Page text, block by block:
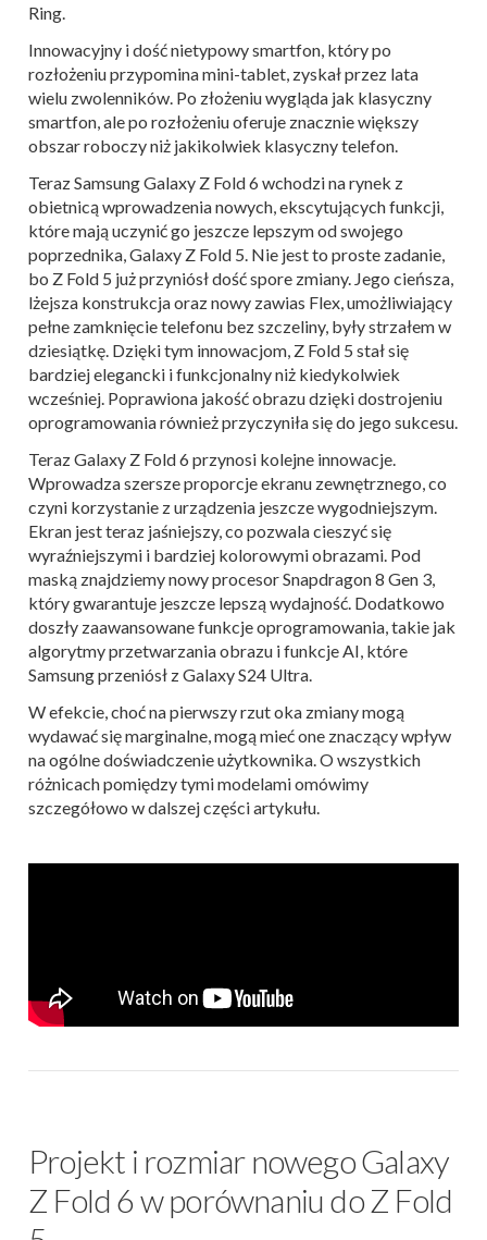
Ring.
Innowacyjny i dość nietypowy smartfon, który po
rozłożeniu przypomina mini-tablet, zyskał przez lata
wielu zwolenników. Po złożeniu wygląda jak klasyczny
smartfon, ale po rozłożeniu oferuje znacznie większy
obszar roboczy niż jakikolwiek klasyczny telefon.
Teraz Samsung Galaxy Z Fold 6 wchodzi na rynek z
obietnicą wprowadzenia nowych, ekscytujących funkcji,
które mają uczynić go jeszcze lepszym od swojego
poprzednika, Galaxy Z Fold 5. Nie jest to proste zadanie,
bo Z Fold 5 już przyniósł dość spore zmiany. Jego cieńsza,
lżejsza konstrukcja oraz nowy zawias Flex, umożliwiający
pełne zamknięcie telefonu bez szczeliny, były strzałem w
dziesiątkę. Dzięki tym innowacjom, Z Fold 5 stał się
bardziej elegancki i funkcjonalny niż kiedykolwiek
wcześniej. Poprawiona jakość obrazu dzięki dostrojeniu
oprogramowania również przyczyniła się do jego sukcesu.
Teraz Galaxy Z Fold 6 przynosi kolejne innowacje.
Wprowadza szersze proporcje ekranu zewnętrznego, co
czyni korzystanie z urządzenia jeszcze wygodniejszym.
Ekran jest teraz jaśniejszy, co pozwala cieszyć się
wyraźniejszymi i bardziej kolorowymi obrazami. Pod
maską znajdziemy nowy procesor Snapdragon 8 Gen 3,
który gwarantuje jeszcze lepszą wydajność. Dodatkowo
doszły zaawansowane funkcje oprogramowania, takie jak
algorytmy przetwarzania obrazu i funkcje AI, które
Samsung przeniósł z Galaxy S24 Ultra.
W efekcie, choć na pierwszy rzut oka zmiany mogą
wydawać się marginalne, mogą mieć one znaczący wpływ
na ogólne doświadczenie użytkownika. O wszystkich
różnicach pomiędzy tymi modelami omówimy
szczegółowo w dalszej części artykułu.
Projekt i rozmiar nowego Galaxy
Z Fold 6 w porównaniu do Z Fold